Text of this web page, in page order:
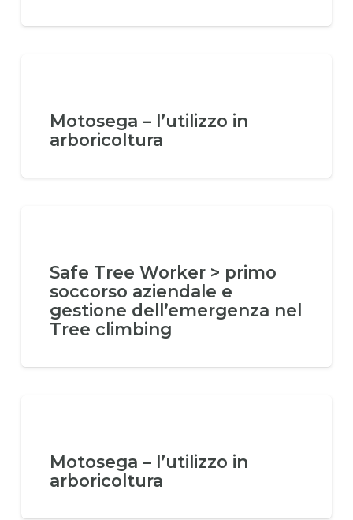
Motosega – l’utilizzo in
arboricoltura
Safe Tree Worker > primo
soccorso aziendale e
gestione dell’emergenza nel
Tree climbing
Motosega – l’utilizzo in
arboricoltura